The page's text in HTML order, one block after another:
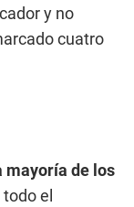
y no
cuatro
mayoría de los
el